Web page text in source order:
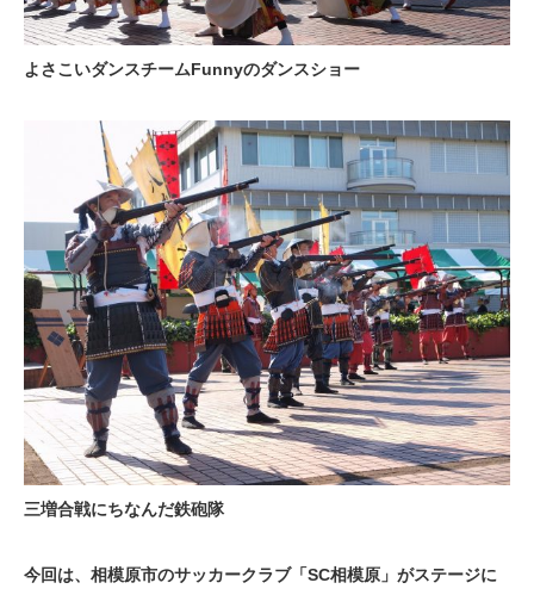
よさこいダンスチームFunnyのダンスショー
三増合戦にちなんだ鉄砲隊
今回は、相模原市のサッカークラブ「SC相模原」がステージに